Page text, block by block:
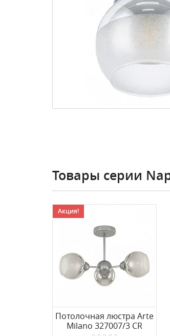
Товары серии
Акция!
Потолочная люстра Arte
Milano 327007/3 CR